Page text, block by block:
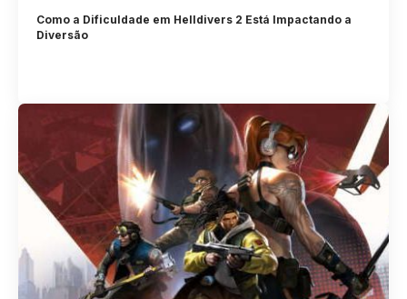
Como a Dificuldade em Helldivers 2 Está Impactando a
Diversão